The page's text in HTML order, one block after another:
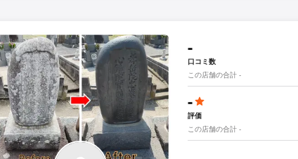
-
口コミ数
この店舗の合計 -
-
評価
この店舗の合計 -